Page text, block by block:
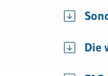
Die